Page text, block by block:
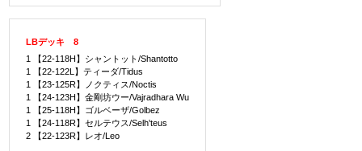
LBデッキ 8
1 【22-118H】シャントット/Shantotto
1 【22-122L】ティーダ/Tidus
1 【23-125R】ノクティス/Noctis
1 【24-123H】金剛坊ウー/Vajradhara Wu
1 【25-118H】ゴルベーザ/Golbez
1 【24-118R】セルテウス/Selh'teus
2 【22-123R】レオ/Leo